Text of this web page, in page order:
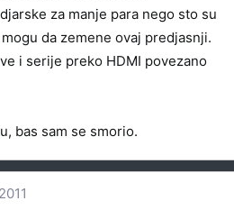
za manje para nego sto su
da zemene ovaj predjasnji.
i serije preko HDMI povezano
bas sam se smorio.